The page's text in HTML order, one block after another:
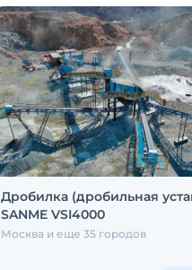
Дробилка (дробильная
SANME VSI4000
Москва и еще 35 городов